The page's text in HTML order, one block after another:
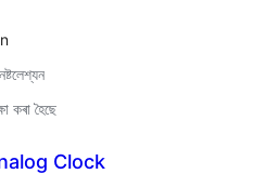
কৰা হৈছে
Clock